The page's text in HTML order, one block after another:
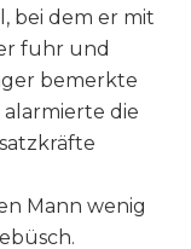
bei dem er mit
fuhr und
bemerkte
die
Mann wenig